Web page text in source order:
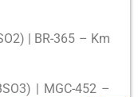
| BR-365 – Km
| MGC-452 –